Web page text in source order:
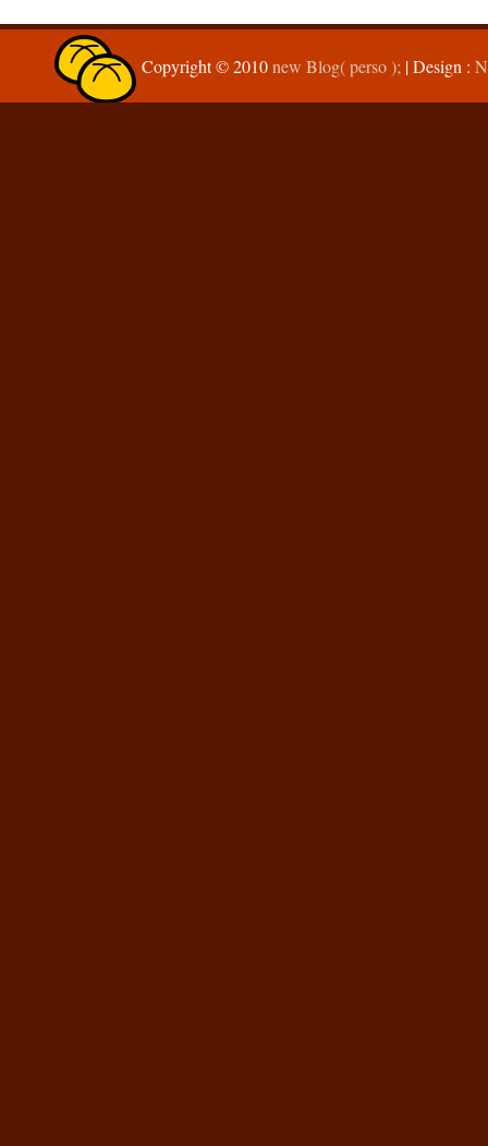
Copyright © 2010new Blog( perso ); | Design :